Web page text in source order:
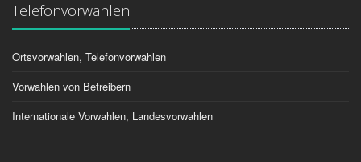
Telefonvorwahlen
Ortsvorwahlen, Telefonvorwahlen
Vorwahlen von Betreibern
Internationale Vorwahlen, Landesvorwahlen